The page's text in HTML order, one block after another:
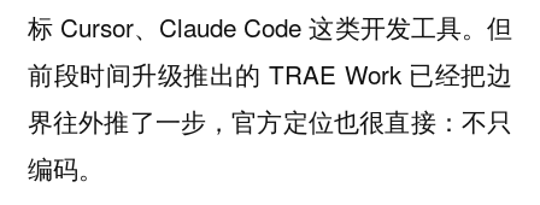
标 Cursor、Claude Code 这类开发工具。但
前段时间升级推出的 TRAE Work 已经把边
界往外推了一步，官方定位也很直接：不只
编码。